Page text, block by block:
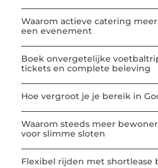
Waarom actieve catering
een evenement
Boek onvergetelijke
tickets en complete beleving
Hoe vergroot je je bereik in
Waarom steeds meer
voor slimme sloten
Flexibel rijden met shortlease